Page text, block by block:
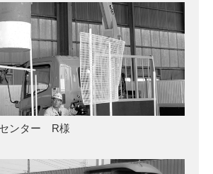
ンター R様